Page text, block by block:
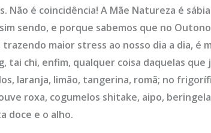
é coincidência! A Mãe Natureza é
sendo, e porque sabemos que no
maior stress ao nosso dia a dia,
tai chi, enfim, qualquer coisa daquelas que
laranja, limão, tangerina, romã; no
roxa, cogumelos shitake, aipo,
doce e o alho.